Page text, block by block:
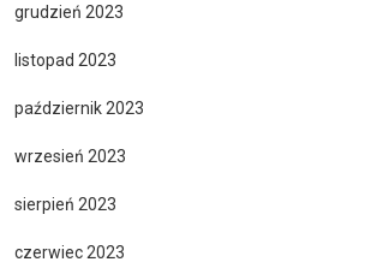
grudzień 2023
listopad 2023
październik 2023
wrzesień 2023
sierpień 2023
czerwiec 2023